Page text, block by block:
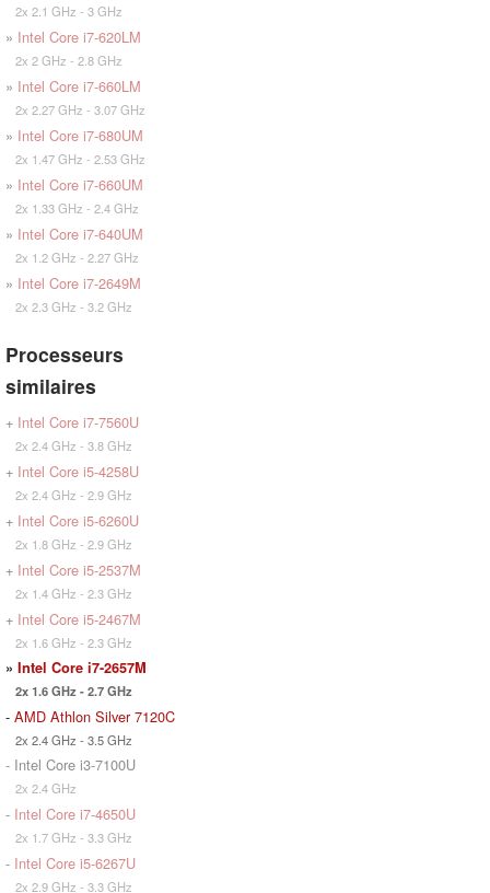
2x 2.1 GHz - 3 GHz
» Intel Core i7-620LM
2x 2 GHz - 2.8 GHz
» Intel Core i7-660LM
2x 2.27 GHz - 3.07 GHz
» Intel Core i7-680UM
2x 1.47 GHz - 2.53 GHz
» Intel Core i7-660UM
2x 1.33 GHz - 2.4 GHz
» Intel Core i7-640UM
2x 1.2 GHz - 2.27 GHz
» Intel Core i7-2649M
2x 2.3 GHz - 3.2 GHz
Processeurs
similaires
+ Intel Core i7-7560U
2x 2.4 GHz - 3.8 GHz
+ Intel Core i5-4258U
2x 2.4 GHz - 2.9 GHz
+ Intel Core i5-6260U
2x 1.8 GHz - 2.9 GHz
+ Intel Core i5-2537M
2x 1.4 GHz - 2.3 GHz
+ Intel Core i5-2467M
2x 1.6 GHz - 2.3 GHz
» Intel Core i7-2657M
2x 1.6 GHz - 2.7 GHz
- AMD Athlon Silver 7120C
2x 2.4 GHz - 3.5 GHz
- Intel Core i3-7100U
2x 2.4 GHz
- Intel Core i7-4650U
2x 1.7 GHz - 3.3 GHz
- Intel Core i5-6267U
2x 2.9 GHz - 3.3 GHz